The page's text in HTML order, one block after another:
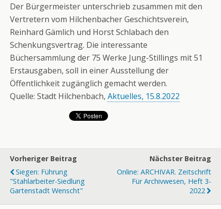
Der Bürgermeister unterschrieb zusammen mit den
Vertretern vom Hilchenbacher Geschichtsverein,
Reinhard Gämlich und Horst Schlabach den
Schenkungsvertrag. Die interessante
Büchersammlung der 75 Werke Jung-Stillings mit 51
Erstausgaben, soll in einer Ausstellung der
Öffentlichkeit zugänglich gemacht werden.
Quelle: Stadt Hilchenbach, Aktuelles, 15.8.2022
Vorheriger Beitrag
Siegen: Führung
"Stahlarbeiter-Siedlung
Gartenstadt Wenscht"
Nächster Beitrag
Online: ARCHIVAR. Zeitschrift
Für Archivwesen, Heft 3-
2022